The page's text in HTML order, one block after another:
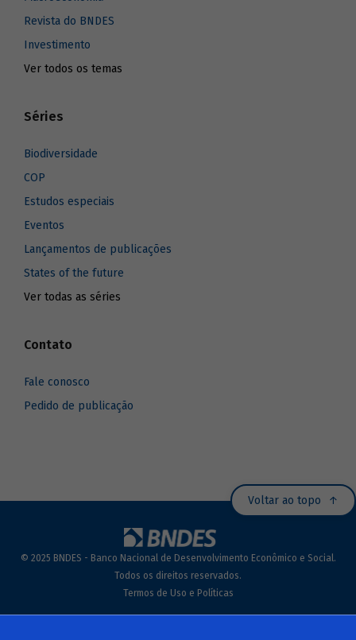
Revista do BNDES
Investimento
Ver todos os temas
Séries
Biodiversidade
COP
Estudos especiais
Eventos
Lançamentos de publicações
States of the future
Ver todas as séries
Contato
Fale conosco
Pedido de publicação
Voltar ao topo
© 2025 BNDES - Banco Nacional de Desenvolvimento Econômico e Social.
Todos os direitos reservados.
Termos de Uso e Políticas